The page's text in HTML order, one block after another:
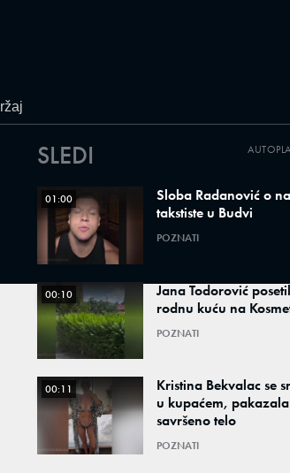
SLEDI
01:00
Sloba Radanović o
takstiste u Budvi
POZNATI
00:10
Jana Todorović
rodnu kuću na
POZNATI
00:11
Kristina Bekvalac se
u kupaćem, pakazala
savršeno telo
POZNATI